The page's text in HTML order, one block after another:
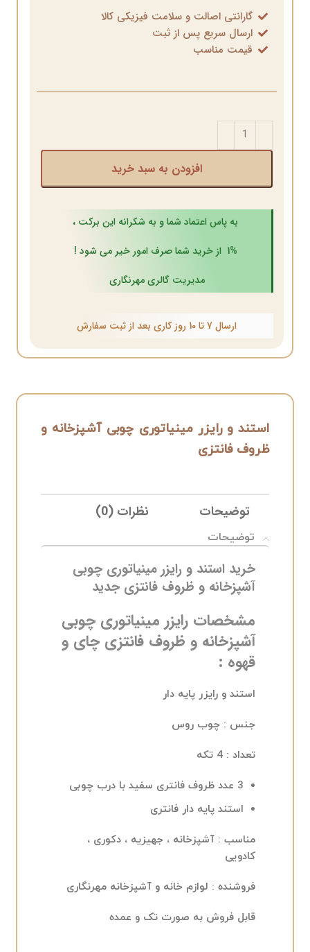
گارانتی اصالت و سلامت فیزیکی کالا
ارسال سریع پس از ثبت
قیمت مناسب
افزودن به سبد خرید
به پاس اعتماد شما و به شکرانه این برکت ،
1% از خرید شما صرف امور خیر می شود !
مدیریت گالری مهرنگاری
ارسال 7 تا 10 روز کاری بعد از ثبت سفارش
استند و رایزر مینیاتوری چوبی آشپزخانه و
ظروف فانتزی
توضیحات نظرات (0)
توضیحات
خرید استند و رایزر مینیاتوری چوبی
آشپزخانه و ظروف فانتزی جدید
مشخصات رایزر مینیاتوری چوبی
آشپزخانه و ظروف فانتزی چای و
قهوه :
استند و رایزر پایه دار
جنس : چوب روس
تعداد : 4 تکه
3 عدد ظروف فانتری سفید با درب چوبی
استند پایه دار فانتری
مناسب : آشپزخانه ، جهیزیه ، دکوری ،
کادویی
فروشنده : لوازم خانه و آشپزخانه مهرنگاری
قابل فروش به صورت تک و عمده